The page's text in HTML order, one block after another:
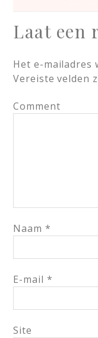
Laat een
Het e-mailadres
Vereiste velden
Comment
Naam *
E-mail *
Site